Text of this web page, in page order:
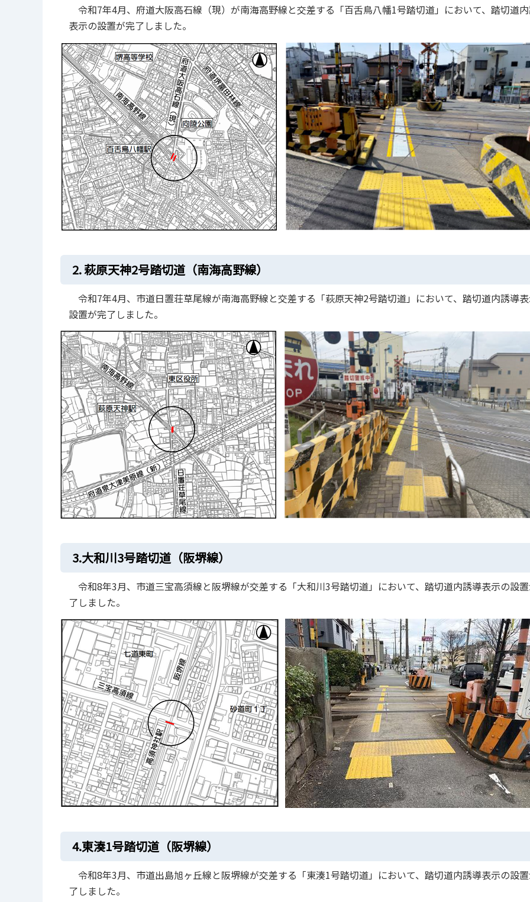
令和7年4月、府道大阪高石線（現）が南海高野線と交差する「百舌鳥八幡1号踏切道」において、踏切道
表示の設置が完了しました。
2. 萩原天神2号踏切道（南海高野線）
令和7年4月、市道日置荘草尾線が南海高野線と交差する「萩原天神2号踏切道」において、踏切道内誘導
設置が完了しました。
3.大和川3号踏切道（阪堺線）
令和8年3月、市道三宝高須線と阪堺線が交差する「大和川3号踏切道」において、踏切道内誘導表示の設
了しました。
4.東湊1号踏切道（阪堺線）
令和8年3月、市道出島旭ヶ丘線と阪堺線が交差する「東湊1号踏切道」において、踏切道内誘導表示の設
了しました。